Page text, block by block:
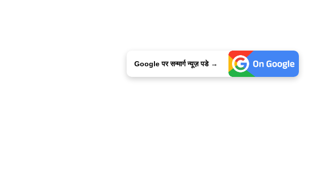
Google पर सन्मार्ग न्यूज़ पडे →